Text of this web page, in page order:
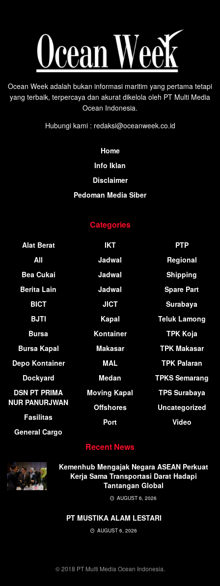
Ocean Week adalah bukan informasi maritim yang pertama tetapi
yang terbaik, terpercaya dan akurat dikelola oleh PT Multi Media
Ocean Indonesia.
Hubungi kami : redaksi@oceanweek.co.id
Home
Info Iklan
Disclaimer
Pedoman Media Siber
Categories
Alat Berat
All
Bea Cukai
Berita Lain
BICT
BJTI
Bursa
Bursa Kapal
Depo Kontainer
Dockyard
DSN PT PRIMA
NUR PANURJWAN
Fasilitas
General Cargo
IKT
Jadwal
Jadwal
Jadwal
JICT
Kapal
Kontainer
Makasar
MAL
Medan
Moving Kapal
Offshores
Port
PTP
Regional
Shipping
Spare Part
Surabaya
Teluk Lamong
TPK Koja
TPK Makasar
TPK Palaran
TPKS Semarang
TPS Surabaya
Uncategorized
Video
Recent News
Kemenhub Mengajak Negara ASEAN Perkuat
Kerja Sama Transportasi Darat Hadapi
Tantangan Global
AUGUST 6, 2026
PT MUSTIKA ALAM LESTARI
AUGUST 6, 2026
© 2018 PT Multi Media Ocean Indonesia.